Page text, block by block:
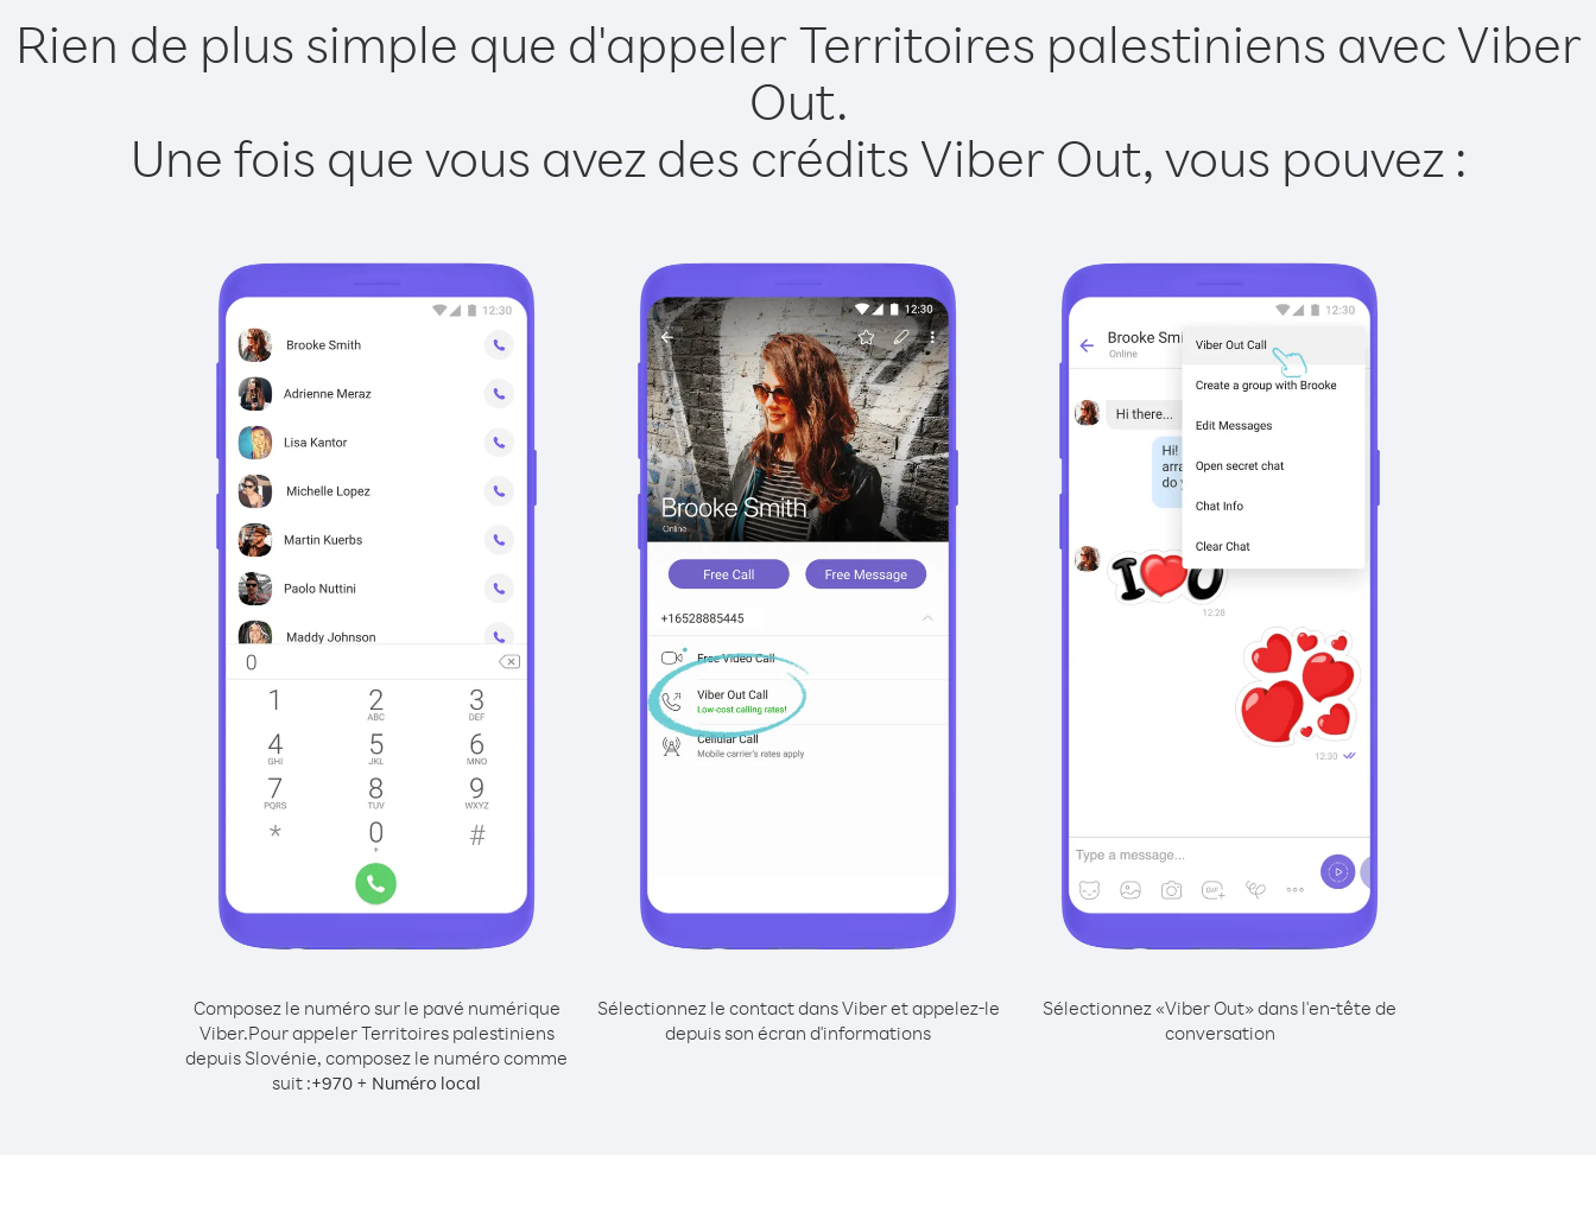
Rien de plus simple que d'appeler Territoires palestiniens avec Viber
Out.
Une fois que vous avez des crédits Viber Out, vous pouvez :
Composez le numéro sur le pavé numérique
Viber.Pour appeler Territoires palestiniens
depuis Slovénie, composez le numéro comme
suit :+970 + Numéro local
Sélectionnez le contact dans Viber et appelez-le
depuis son écran d'informations
Sélectionnez «Viber Out» dans l'en-tête de
conversation